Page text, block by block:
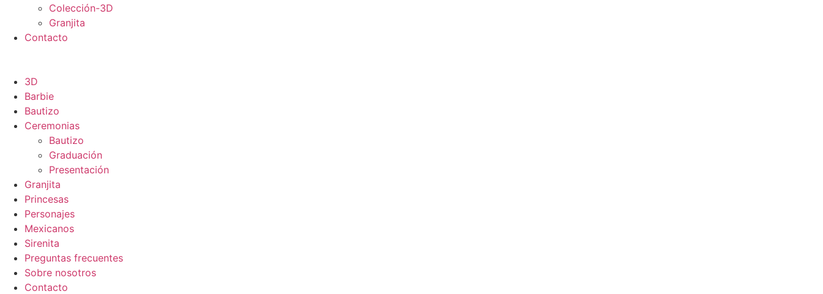
Colección-3D
Granjita
Contacto
3D
Barbie
Bautizo
Ceremonias
Bautizo
Graduación
Presentación
Granjita
Princesas
Personajes
Mexicanos
Sirenita
Preguntas frecuentes
Sobre nosotros
Contacto